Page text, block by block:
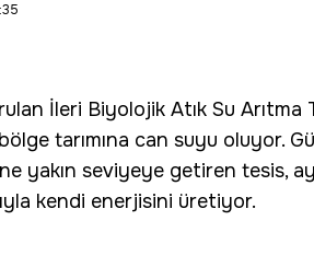
İleri Biyolojik Atık Su Arıtma
tarımına can suyu oluyor.
yakın seviyeye getiren tesis,
kendi enerjisini üretiyor.